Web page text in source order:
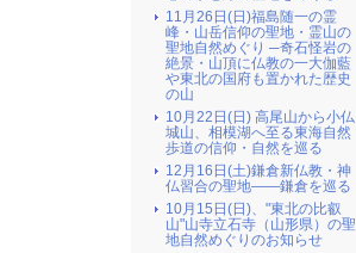
11月26日(日)福島随一の霊
峰・山岳信仰の聖地・霊山の
聖地自然めぐり ─奇石怪岩の
絶景・山頂に仏教の一大伽藍
や東北の国府も置かれた歴史
の山
10月22日(日) 高尾山から小仏
城山、相模湖へ至る東海自然
歩道の信仰・自然を巡る
12月16日(土)鎌倉新仏教・神
仏習合の聖地――鎌倉を巡る
10月15日(日)、"東北の比叡
山"山寺立石寺（山形県）の聖
地自然めぐりのお知らせ